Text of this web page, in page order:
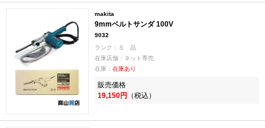
makita
9mmベルトサンダ 100V
9032
ランク：Ｓ 品
在庫店舗：ネット専売
在庫： 在庫あり
販売価格
19,150円 （税込）